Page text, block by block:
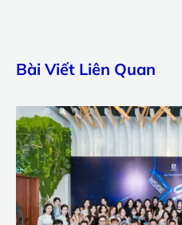
Bài Viết Liên Quan